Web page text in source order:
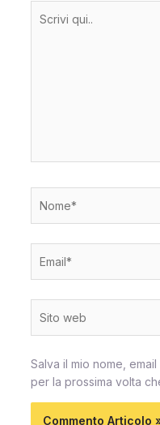
Salva il mio nome,
per la prossima volta